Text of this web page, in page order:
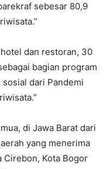
sebesar 80,9
dan restoran, 30
bagian program
dari Pandemi
di Jawa Barat dari
yang menerima
Cirebon, Kota Bogor